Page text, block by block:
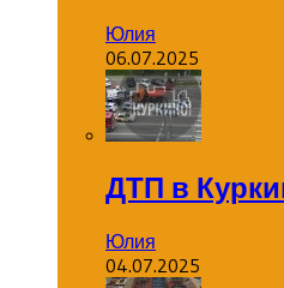
Юлия
06.07.2025
ДТП в
Юлия
04.07.2025